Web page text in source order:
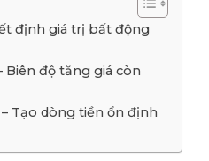
định giá trị bất động
Biên độ tăng giá còn
Tạo dòng tiền ổn định